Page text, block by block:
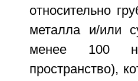
относительно
металла и/или
менее 100
пространство),